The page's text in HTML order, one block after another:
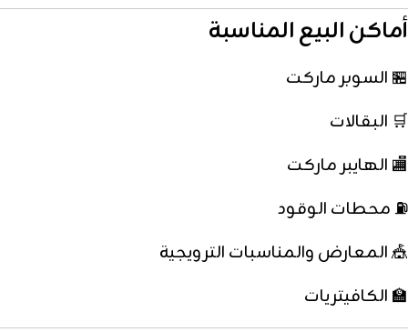
أماكن البيع المناسبة
🏪 السوبر ماركت
🛒 البقالات
🏬 الهايبر ماركت
⛽ محطات الوقود
🎪 المعارض والمناسبات الترويجية
🏫 الكافيتريات